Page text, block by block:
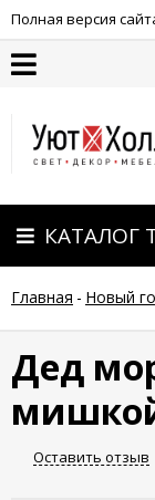
Полная версия
Оплата
Доставка
Гарантия
возврат
Новости
КАТАЛОГ
Главная - Новый
Дед
Оставить отзыв